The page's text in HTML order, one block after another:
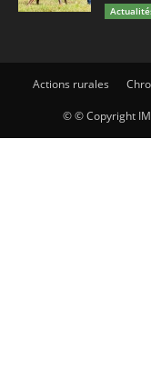
Actions rurales
© © Copyright